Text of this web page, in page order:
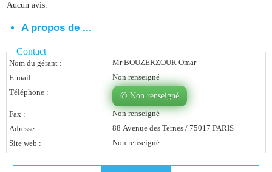
Comment Ça Marche ?
Quels Bénéfices Pour Ma Société ?
Témoignages Adhérents
Comment S’inscrire ?
Donnez Votre Avis
Contact
Aucun avis.
A propos de ...
Contact
Nom du gérant :
Mr BOUZERZOUR Omar
E-mail :
Non renseigné
Téléphone :
✆ Non renseigné
Fax :
Non renseigné
Adresse :
88 Avenue des Ternes / 75017 PARIS
Site web :
Non renseigné